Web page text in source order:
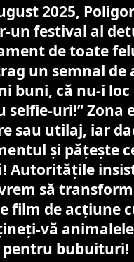
2025,
un festival al
de toate
un semnal
buni, că nu-i
selfie-uri!” Zona
sau utilaj, iar
și pățește
Autoritățile
să
film de acțiune
vă
bubuituri!